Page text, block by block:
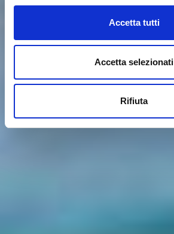
Accetta tutti
Accetta selezionati
Rifiuta